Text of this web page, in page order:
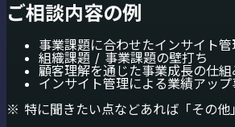
ご相談内容の例
事業課題に合わせたインサイト
組織課題 / 事業課題の壁打ち
顧客理解を通じた事業成長の仕組
インサイト管理による業績アッ
※ 特に聞きたい点などあれば「その他